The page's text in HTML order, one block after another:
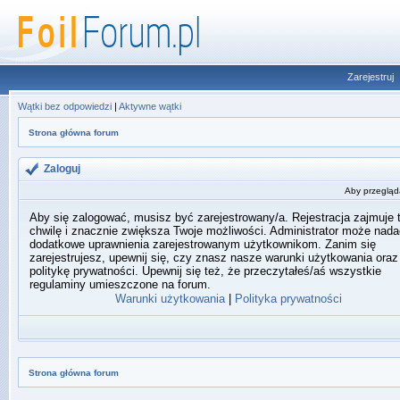
Zarejestruj
Wątki bez odpowiedzi | Aktywne wątki
Strona główna forum
Zaloguj
Aby
Aby się zalogować, musisz być zarejestrowany/a. Rejestracja zajmuje
chwilę i znacznie zwiększa Twoje możliwości. Administrator może
dodatkowe uprawnienia zarejestrowanym użytkownikom. Zanim się
zarejestrujesz, upewnij się, czy znasz nasze warunki użytkowania oraz
politykę prywatności. Upewnij się też, że przeczytałeś/aś wszystkie
regulaminy umieszczone na forum.
Warunki użytkowania| Polityka prywatności
Strona główna forum